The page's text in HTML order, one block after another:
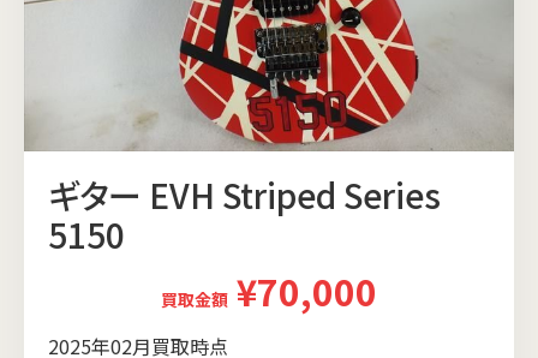
ギター EVH Striped Series
5150
買取金額 ¥70,000
2025年02月買取時点